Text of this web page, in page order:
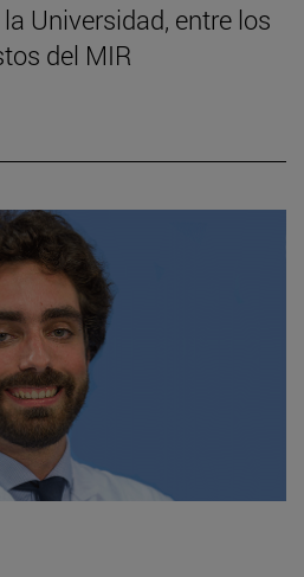
Universidad, entre los
del MIR